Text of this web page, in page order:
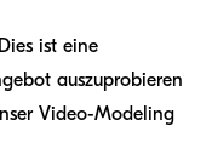
ist eine
auszuprobieren
Video-Modeling